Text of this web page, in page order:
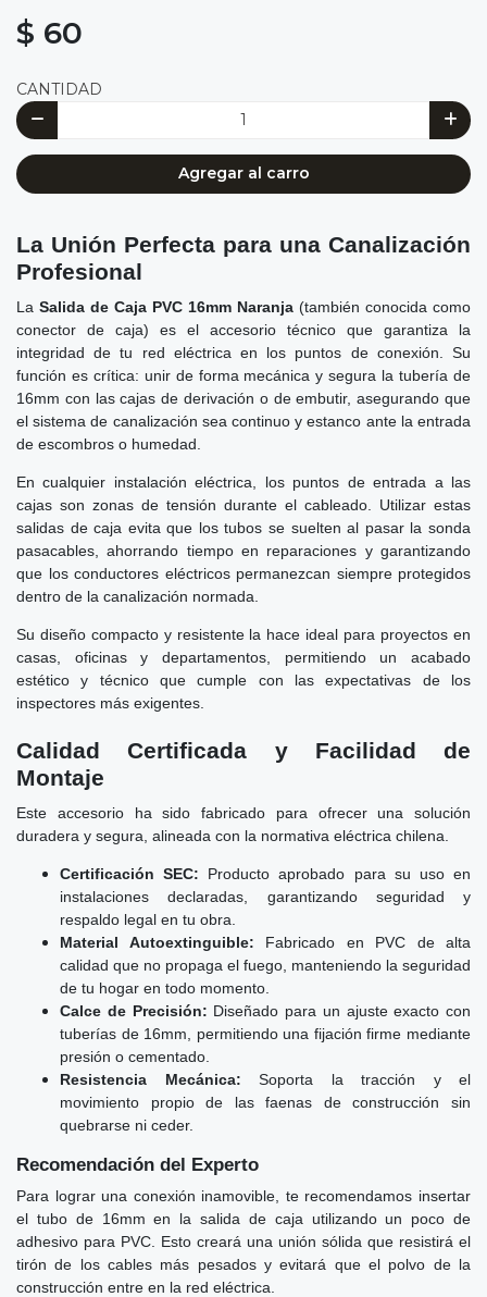
$ 60
CANTIDAD
Agregar al carro
La Unión Perfecta para una Canalización
Profesional
La Salida de Caja PVC 16mm Naranja (también conocida como
conector de caja) es el accesorio técnico que garantiza la
integridad de tu red eléctrica en los puntos de conexión. Su
función es crítica: unir de forma mecánica y segura la tubería de
16mm con las cajas de derivación o de embutir, asegurando que
el sistema de canalización sea continuo y estanco ante la entrada
de escombros o humedad.
En cualquier instalación eléctrica, los puntos de entrada a las
cajas son zonas de tensión durante el cableado. Utilizar estas
salidas de caja evita que los tubos se suelten al pasar la sonda
pasacables, ahorrando tiempo en reparaciones y garantizando
que los conductores eléctricos permanezcan siempre protegidos
dentro de la canalización normada.
Su diseño compacto y resistente la hace ideal para proyectos en
casas, oficinas y departamentos, permitiendo un acabado
estético y técnico que cumple con las expectativas de los
inspectores más exigentes.
Calidad Certificada y Facilidad de
Montaje
Este accesorio ha sido fabricado para ofrecer una solución
duradera y segura, alineada con la normativa eléctrica chilena.
Certificación SEC: Producto aprobado para su uso en
instalaciones declaradas, garantizando seguridad y
respaldo legal en tu obra.
Material Autoextinguible: Fabricado en PVC de alta
calidad que no propaga el fuego, manteniendo la seguridad
de tu hogar en todo momento.
Calce de Precisión: Diseñado para un ajuste exacto con
tuberías de 16mm, permitiendo una fijación firme mediante
presión o cementado.
Resistencia Mecánica: Soporta la tracción y el
movimiento propio de las faenas de construcción sin
quebrarse ni ceder.
Recomendación del Experto
Para lograr una conexión inamovible, te recomendamos insertar
el tubo de 16mm en la salida de caja utilizando un poco de
adhesivo para PVC. Esto creará una unión sólida que resistirá el
tirón de los cables más pesados y evitará que el polvo de la
construcción entre en la red eléctrica.